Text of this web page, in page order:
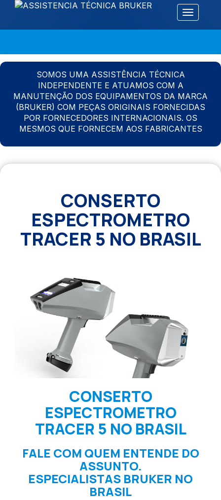
Alternar
SOMOS UMA ASSISTÊNCIA TÉCNICA
INDEPENDENTE E ATUAMOS COM A
MANUTENÇÃO DOS EQUIPAMENTOS DA MARCA
(BRUKER) COM PEÇAS ORIGINAIS FORNECIDAS
POR FORNECEDORES INTERNACIONAIS. OS
MESMOS QUE FORNECEM AOS FABRICANTES
CONSERTO
ESPECTROMETRO
TRACER 5 NO BRASIL
CONSERTO
ESPECTROMETRO
TRACER 5 NO BRASIL
FALE COM QUEM ENTENDE DO
ASSUNTO.
ESPECIALISTAS BRUKER NO
BRASIL